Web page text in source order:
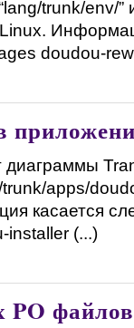
trunk/env/”
doudou-
apps/
касается
installer (...)
PO файлов